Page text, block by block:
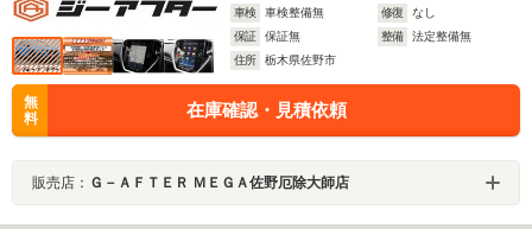
車検
車検整備無 修復
なし
保証
保証無 整備
法定整備無
住所
栃木県佐野市
無
料
在庫確認・見積依頼
販売店： Ｇ－ＡＦＴＥＲ ＭＥＧＡ佐野厄除大師店